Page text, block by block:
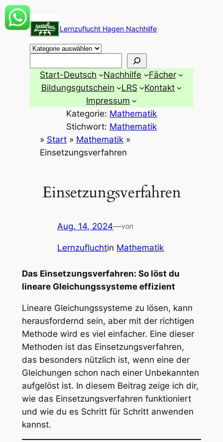
Zum
Inhalt
springen
Lernzuflucht Hagen Nachhilfe
Start-Deutsch Nachhilfe
Fächer
Bildungsgutschein
LRS
Kontakt
Impressum
Kategorie: Mathematik
Stichwort: Mathematik
» Start» Mathematik»
Einsetzungsverfahren
Einsetzungsverfahren
Aug. 14, 2024—von
Lernzufluchtin Mathematik
Das Einsetzungsverfahren: So löst du
lineare Gleichungssysteme effizient
Lineare Gleichungssysteme zu lösen, kann
herausfordernd sein, aber mit der richtigen
Methode wird es viel einfacher. Eine dieser
Methoden ist das Einsetzungsverfahren,
das besonders nützlich ist, wenn eine der
Gleichungen schon nach einer Unbekannten
aufgelöst ist. In diesem Beitrag zeige ich dir,
wie das Einsetzungsverfahren funktioniert
und wie du es Schritt für Schritt anwenden
kannst.